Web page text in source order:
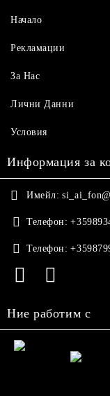
Начало
Рекламации
За Нас
Лични Данни
Условия
Информация за
Имейл:
Телефон:
Телефон:
Ние работим с